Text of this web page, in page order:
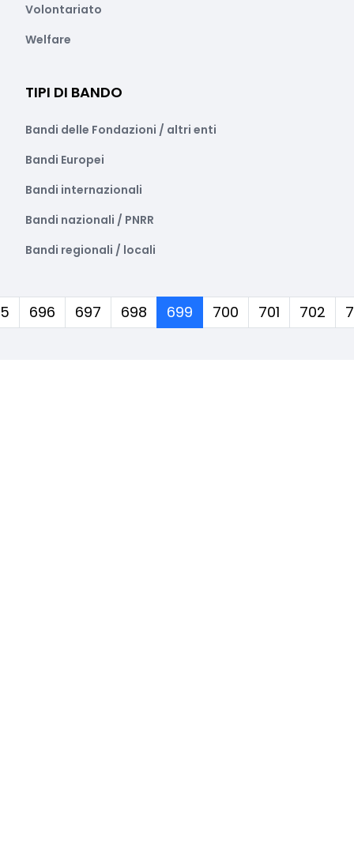
Volontariato
Welfare
TIPI DI BANDO
Bandi delle Fondazioni / altri enti
Bandi Europei
Bandi internazionali
Bandi nazionali / PNRR
Bandi regionali / locali
696 697 698 699 (corrente)
700 701 702